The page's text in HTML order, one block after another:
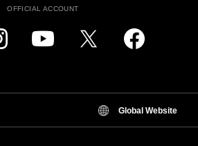
OFFICIAL ACCOUNT
Global Website